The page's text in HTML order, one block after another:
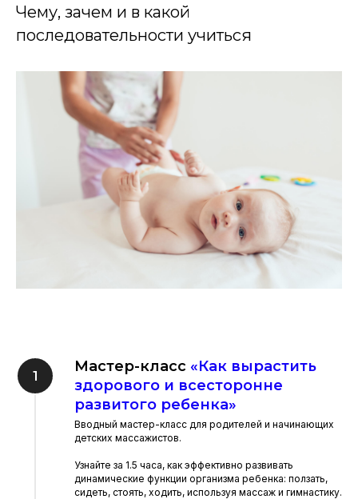
Чему, зачем и в какой
последовательности учиться
Мастер-класс «Как вырастить
здорового и всесторонне
развитого ребенка»
Вводный мастер-класс для родителей и начинающих
детских массажистов.
Узнайте за 1.5 часа, как эффективно развивать
динамические функции организма ребенка: ползать,
сидеть, стоять, ходить, используя массаж и гимнастику.